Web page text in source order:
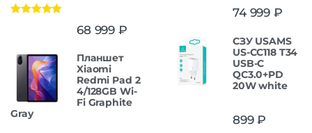
68 999 ₽
Планшет
Xiaomi
Redmi Pad 2
4/128GB Wi-
Fi Graphite
Gray
74 999 ₽
СЗУ USAMS
US-CC118 T34
USB-C
QC3.0+PD
20W white
899₽